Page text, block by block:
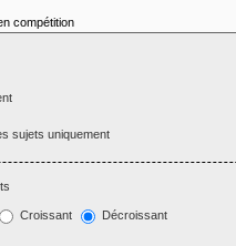
sujets uniquement
Croissant Décroissant